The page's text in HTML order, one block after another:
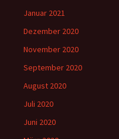
Januar 2021
Dezember 2020
November 2020
September 2020
August 2020
Juli 2020
Juni 2020